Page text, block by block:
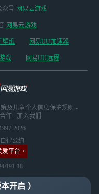
开启 ）
众号 网易云游戏
网易云游戏
壁纸 网易UU加速器
戏 网易UU远程
及儿童个人信息保护规则 -
作 - 加入我们
2026
律公约
爱平台 >
18